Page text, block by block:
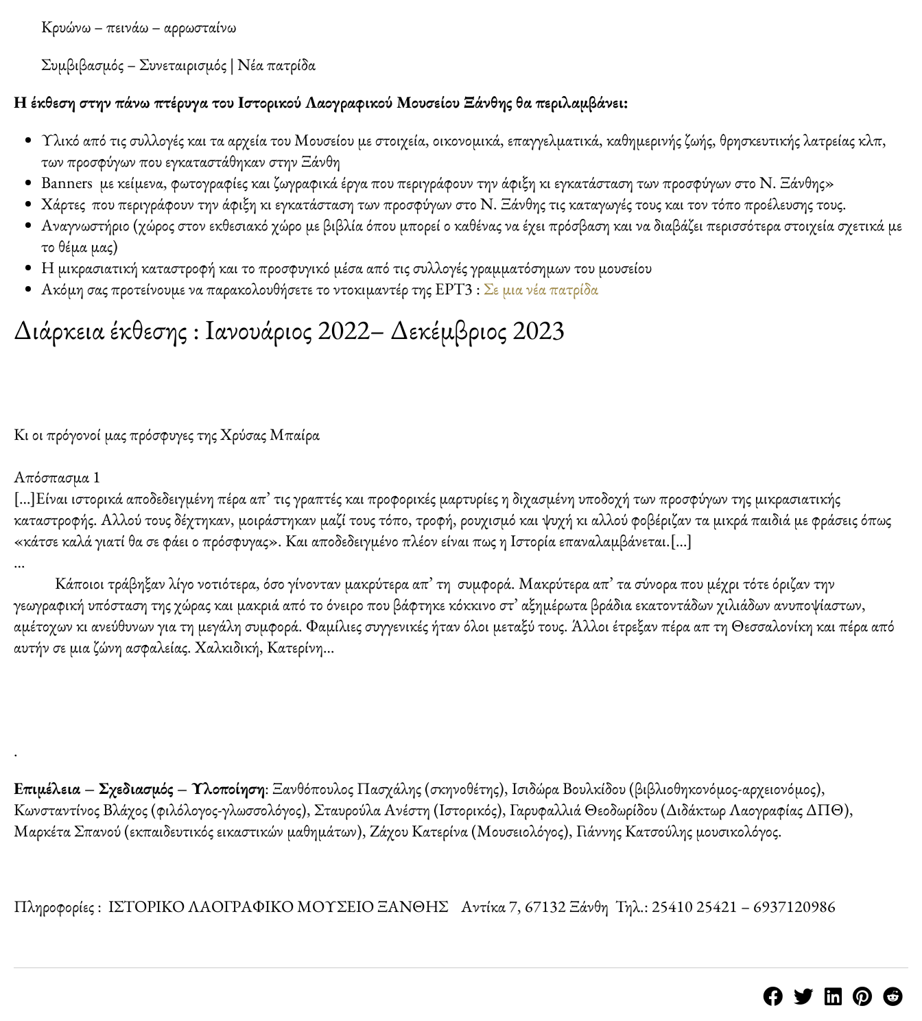
Κρυώνω – πεινάω – αρρωσταίνω
Συμβιβασμός – Συνεταιρισμός | Νέα πατρίδα
Η έκθεση στην πάνω πτέρυγα του Ιστορικού Λαογραφικού Μουσείου Ξάνθης θα περιλαμβάνει:
Υλικό από τις συλλογές και τα αρχεία του Μουσείου με στοιχεία, οικονομικά, επαγγελματικά, καθημερινής ζωής, θρησκευτικής λατρείας κλπ,
των προσφύγων που εγκαταστάθηκαν στην Ξάνθη
Banners με κείμενα, φωτογραφίες και ζωγραφικά έργα που περιγράφουν την άφιξη κι εγκατάσταση των προσφύγων στο Ν. Ξάνθης»
Χάρτες που περιγράφουν την άφιξη κι εγκατάσταση των προσφύγων στο Ν. Ξάνθης τις καταγωγές τους και τον τόπο προέλευσης τους.
Αναγνωστήριο (χώρος στον εκθεσιακό χώρο με βιβλία όπου μπορεί ο καθένας να έχει πρόσβαση και να διαβάζει περισσότερα στοιχεία σχετικά με
το θέμα μας)
Η μικρασιατική καταστροφή και το προσφυγικό μέσα από τις συλλογές γραμματόσημων του μουσείου
Ακόμη σας προτείνουμε να παρακολουθήσετε το ντοκιμαντέρ της ΕΡΤ3 :Σε μια νέα πατρίδα
Διάρκεια έκθεσης : Ιανουάριος 2022– Δεκέμβριος 2023
Κι οι πρόγονοί μας πρόσφυγες της Χρύσας Μπαίρα
Απόσπασμα 1
[…]Είναι ιστορικά αποδεδειγμένη πέρα απ’ τις γραπτές και προφορικές μαρτυρίες η διχασμένη υποδοχή των προσφύγων της μικρασιατικής
καταστροφής. Αλλού τους δέχτηκαν, μοιράστηκαν μαζί τους τόπο, τροφή, ρουχισμό και ψυχή κι αλλού φοβέριζαν τα μικρά παιδιά με φράσεις όπως
«κάτσε καλά γιατί θα σε φάει ο πρόσφυγας». Και αποδεδειγμένο πλέον είναι πως η Ιστορία επαναλαμβάνεται.[…]
…
Κάποιοι τράβηξαν λίγο νοτιότερα, όσο γίνονταν μακρύτερα απ’ τη συμφορά. Μακρύτερα απ’ τα σύνορα που μέχρι τότε όριζαν την
γεωγραφική υπόσταση της χώρας και μακριά από το όνειρο που βάφτηκε κόκκινο στ’ αξημέρωτα βράδια εκατοντάδων χιλιάδων ανυποψίαστων,
αμέτοχων κι ανεύθυνων για τη μεγάλη συμφορά. Φαμίλιες συγγενικές ήταν όλοι μεταξύ τους. Άλλοι έτρεξαν πέρα απ τη Θεσσαλονίκη και πέρα από
αυτήν σε μια ζώνη ασφαλείας. Χαλκιδική, Κατερίνη…
.
Επιμέλεια – Σχεδιασμός – Υλοποίηση: Ξανθόπουλος Πασχάλης (σκηνοθέτης), Ισιδώρα Βουλκίδου (βιβλιοθηκονόμος-αρχειονόμος),
Κωνσταντίνος Βλάχος (φιλόλογος-γλωσσολόγος), Σταυρούλα Ανέστη (Ιστορικός), Γαρυφαλλιά Θεοδωρίδου (Διδάκτωρ Λαογραφίας ΔΠΘ),
Μαρκέτα Σπανού (εκπαιδευτικός εικαστικών μαθημάτων), Ζάχου Κατερίνα (Μουσειολόγος), Γιάννης Κατσούλης μουσικολόγος.
Πληροφορίες : ΙΣΤΟΡΙΚΟ ΛΑΟΓΡΑΦΙΚΟ ΜΟΥΣΕΙΟ ΞΑΝΘΗΣ Αντίκα 7, 67132 Ξάνθη Τηλ.: 25410 25421 – 6937120986